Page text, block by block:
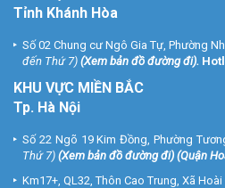
Tỉnh Khánh Hòa
Số 02 Chung cư Ngô Gia Tự, Phường
đến Thứ 7) (Xem bản đồ đường đi).
KHU VỰC MIỀN BẮC
Tp. Hà Nội
Số 22 Ngõ 19 Kim Đồng, Phường
Thứ 7) (Xem bản đồ đường đi) (Quận
Km17+, QL32, Thôn Cao Trung, Xã